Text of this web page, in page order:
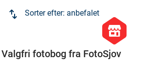
Sorter efter: anbefalet
hexagon
store
Valgfri fotobog fra FotoSjov